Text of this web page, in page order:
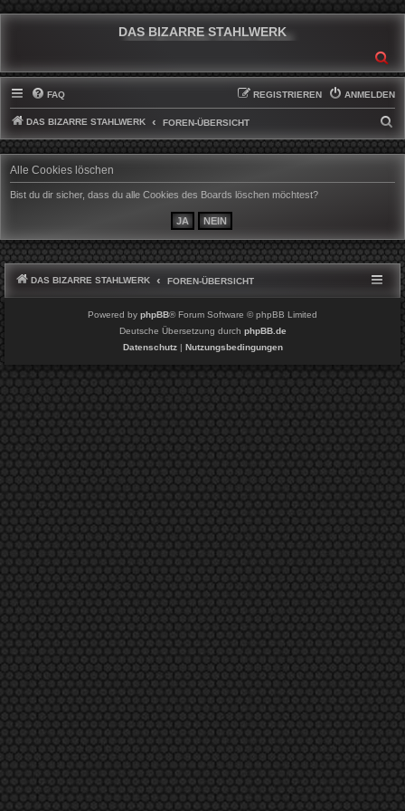
DAS BIZARRE STAHLWERK
FAQ ANMELDEN
REGISTRIEREN
DAS BIZARRE STAHLWERK FOREN-ÜBERSICHT
U
Alle Cookies löschen
Bist du dir sicher, dass du alle Cookies des Boards löschen möchtest?
DAS BIZARRE STAHLWERK FOREN-ÜBERSICHT
Powered by phpBB® Forum Software © phpBB Limited
Deutsche Übersetzung durch phpBB.de
Datenschutz| Nutzungsbedingungen